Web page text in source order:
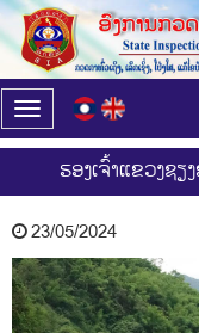
T
o
g
l
e
a
v
i
ຮອງເຈົ້າແຂວງຊຽ
23/05/2024